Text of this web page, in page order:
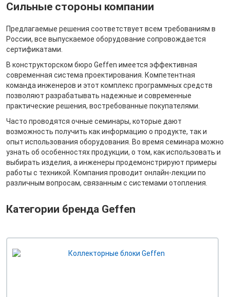
Сильные стороны компании
Предлагаемые решения соответствует всем требованиям в
России, все выпускаемое оборудование сопровождается
сертификатами.
В конструкторском бюро Geffen имеется эффективная
современная система проектирования. Компетентная
команда инженеров и этот комплекс программных средств
позволяют разрабатывать надежные и современные
практические решения, востребованные покупателями.
Часто проводятся очные семинары, которые дают
возможность получить как информацию о продукте, так и
опыт использования оборудования. Во время семинара можно
узнать об особенностях продукции, о том, как использовать и
выбирать изделия, а инженеры продемонстрируют примеры
работы с техникой. Компания проводит онлайн-лекции по
различным вопросам, связанным с системами отопления.
Категории бренда Geffen